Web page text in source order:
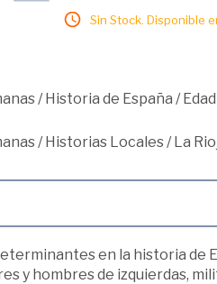
Sin Stock. Disponible
/Historia de España /
/Historias Locales/La
en la historia de
y hombres de izquierdas,